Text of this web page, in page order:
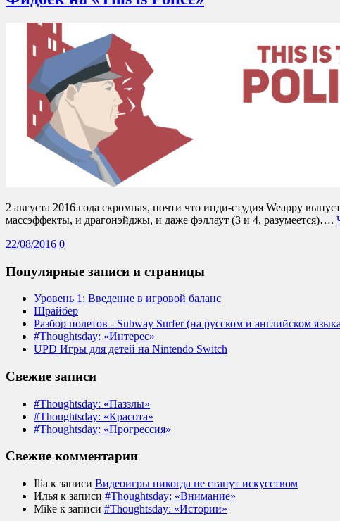
2 августа 2016 года скромная, почти что инди-студия Weappy
массэффекты, и драгонэйджы, и даже фэллаут (3 и 4, разумеется)….
22/08/2016 0
Популярные записи и страницы
Уровень 1: Введение в игровой баланс
Шрайбер
Разбор полетов - Subway Surfer (на русском и английском
#Thoughtsday: «Интерес»
UPD Игры для детей на Nintendo Switch
Свежие записи
#Thoughtsday: «Паззлы»
#Thoughtsday: «Красота»
#Thoughtsday: «Прогрессия»
Свежие комментарии
Ilia к записи Видеоигры никогда не станут искусством
Илья к записи #Thoughtsday: «Внимание»
Mike к записи #Thoughtsday: «Истории»